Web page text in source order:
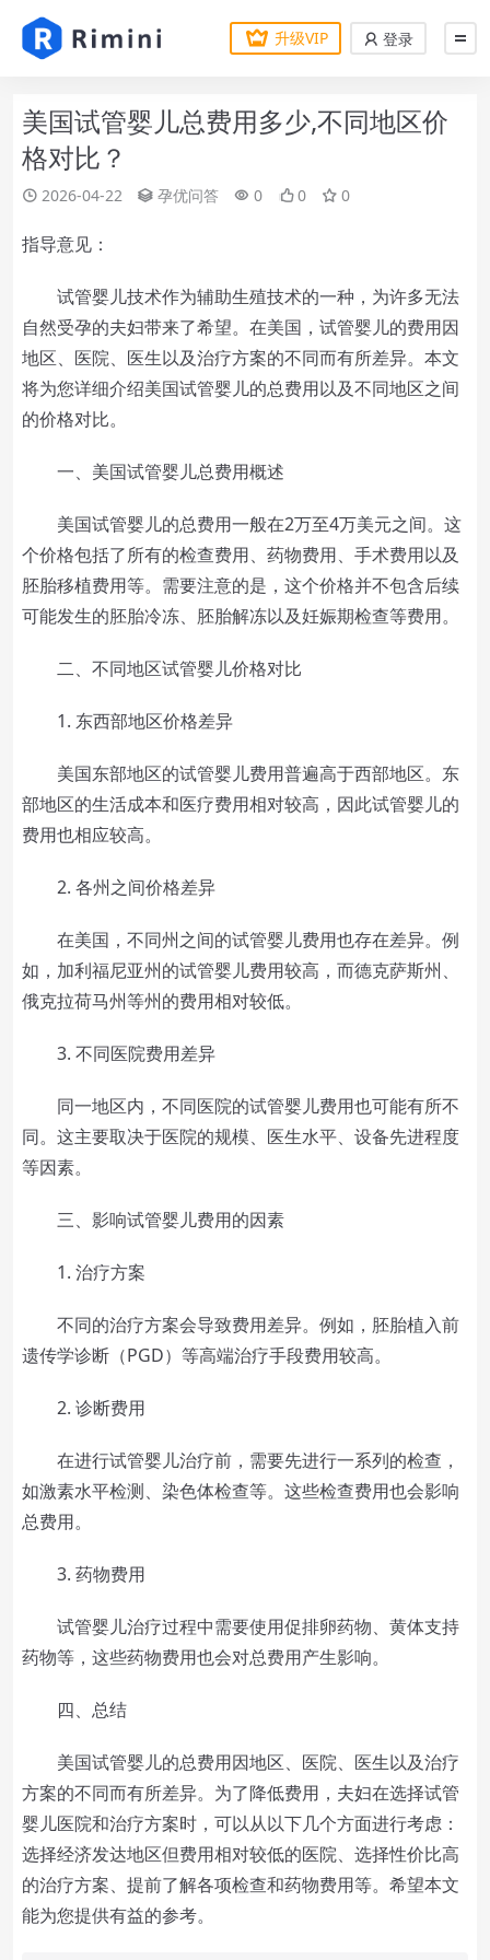
升级VIP 登录
美国试管婴儿总费用多少,不同地区价
格对比？
2026-04-22 孕优问答 0 0 0
指导意见：
试管婴儿技术作为辅助生殖技术的一种，为许多无法
自然受孕的夫妇带来了希望。在美国，试管婴儿的费用因
地区、医院、医生以及治疗方案的不同而有所差异。本文
将为您详细介绍美国试管婴儿的总费用以及不同地区之间
的价格对比。
一、美国试管婴儿总费用概述
美国试管婴儿的总费用一般在2万至4万美元之间。这
个价格包括了所有的检查费用、药物费用、手术费用以及
胚胎移植费用等。需要注意的是，这个价格并不包含后续
可能发生的胚胎冷冻、胚胎解冻以及妊娠期检查等费用。
二、不同地区试管婴儿价格对比
1. 东西部地区价格差异
美国东部地区的试管婴儿费用普遍高于西部地区。东
部地区的生活成本和医疗费用相对较高，因此试管婴儿的
费用也相应较高。
2. 各州之间价格差异
在美国，不同州之间的试管婴儿费用也存在差异。例
如，加利福尼亚州的试管婴儿费用较高，而德克萨斯州、
俄克拉荷马州等州的费用相对较低。
3. 不同医院费用差异
同一地区内，不同医院的试管婴儿费用也可能有所不
同。这主要取决于医院的规模、医生水平、设备先进程度
等因素。
三、影响试管婴儿费用的因素
1. 治疗方案
不同的治疗方案会导致费用差异。例如，胚胎植入前
遗传学诊断（PGD）等高端治疗手段费用较高。
2. 诊断费用
在进行试管婴儿治疗前，需要先进行一系列的检查，
如激素水平检测、染色体检查等。这些检查费用也会影响
总费用。
3. 药物费用
试管婴儿治疗过程中需要使用促排卵药物、黄体支持
药物等，这些药物费用也会对总费用产生影响。
四、总结
美国试管婴儿的总费用因地区、医院、医生以及治疗
方案的不同而有所差异。为了降低费用，夫妇在选择试管
婴儿医院和治疗方案时，可以从以下几个方面进行考虑：
选择经济发达地区但费用相对较低的医院、选择性价比高
的治疗方案、提前了解各项检查和药物费用等。希望本文
能为您提供有益的参考。